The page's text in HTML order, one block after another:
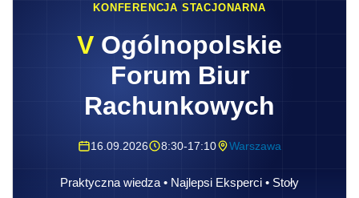
KONFERENCJA STACJONARNA
V Ogólnopolskie
Forum Biur
Rachunkowych
16.09.2026 8:30-17:10 Warszawa
Praktyczna wiedza • Najlepsi Eksperci • Stoły